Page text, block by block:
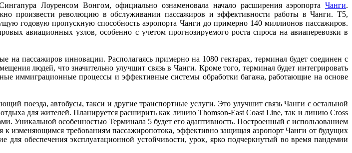
Лоуренсом Вонгом, официально ознаменовала начало расширения аэропорта Чанги.
произвести революцию в обслуживании пассажиров и эффективности работы в Чанги. T5,
годовую пропускную способность аэропорта Чанги до примерно 140 миллионов пассажиров.
авиационных узлов, особенно с учетом прогнозируемого роста спроса на авиаперевозки в
пассажиров инновации. Располагаясь примерно на 1080 гектарах, терминал будет соединен с
людей, что значительно улучшит связь в Чанги. Кроме того, терминал будет интегрировать
иммиграционные процессы и эффективные системы обработки багажа, работающие на основе
поезда, автобусы, такси и другие транспортные услуги. Это улучшит связь Чанги с остальной
для жителей. Планируется расширить как линию Thomson-East Coast Line, так и линию Cross
Уникальной особенностью Терминала 5 будет его адаптивность. Построенный с использованием
изменяющимся требованиям пассажиропотока, эффективно защищая аэропорт Чанги от будущих
обеспечения эксплуатационной устойчивости, урок, ярко подчеркнутый во время пандемии